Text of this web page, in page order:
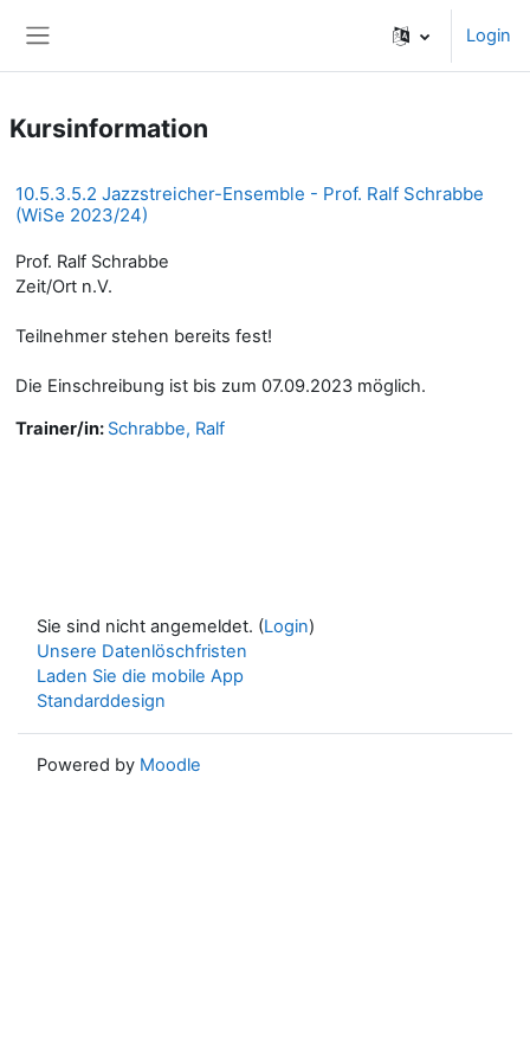
Login
Kursinformation
10.5.3.5.2 Jazzstreicher-Ensemble - Prof. Ralf Schrabbe
(WiSe 2023/24)
Prof. Ralf Schrabbe
Zeit/Ort n.V.
Teilnehmer stehen bereits fest!
Die Einschreibung ist bis zum 07.09.2023 möglich.
Trainer/in: Schrabbe, Ralf
Sie sind nicht angemeldet. (Login)
Unsere Datenlöschfristen
Laden Sie die mobile App
Standarddesign
Powered by Moodle